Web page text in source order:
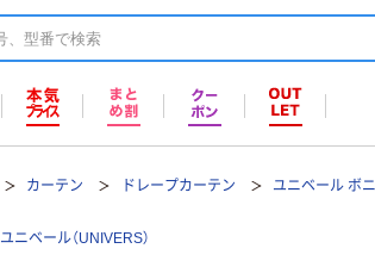
カーテン ドレープカーテン ユニベール ボ
ユニベール（UNIVERS）